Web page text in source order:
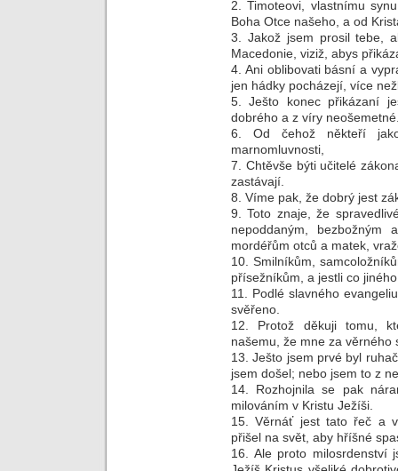
2. Timoteovi, vlastnímu
Boha Otce našeho, a od
3. Jakož jsem prosil tebe,
Macedonie, viziž, abys
4. Ani oblibovati básní a
jen hádky pocházejí, více
5. Ješto konec přikázaní
dobrého a z víry
6. Od čehož někteří
marnomluvnosti,
7. Chtěvše býti učitelé
zastávají.
8. Víme pak, že dobrý jest
9. Toto znaje, že
nepoddaným, bezbožným
mordéřům otců a matek,
10. Smilníkům,
přísežníkům, a jestli co
11. Podlé slavného
svěřeno.
12. Protož děkuji tomu,
našemu, že mne za věrného
13. Ješto jsem prvé byl
jsem došel; nebo jsem to z
14. Rozhojnila se pak
milováním v Kristu Ježíši.
15. Věrnáť jest tato řeč a
přišel na svět, aby hříšné
16. Ale proto milosrdenství